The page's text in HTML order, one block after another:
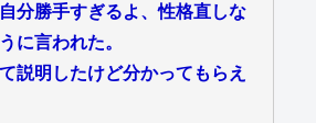
分勝手すぎるよ、性格直しな
に言われた。
説明したけど分かってもらえ